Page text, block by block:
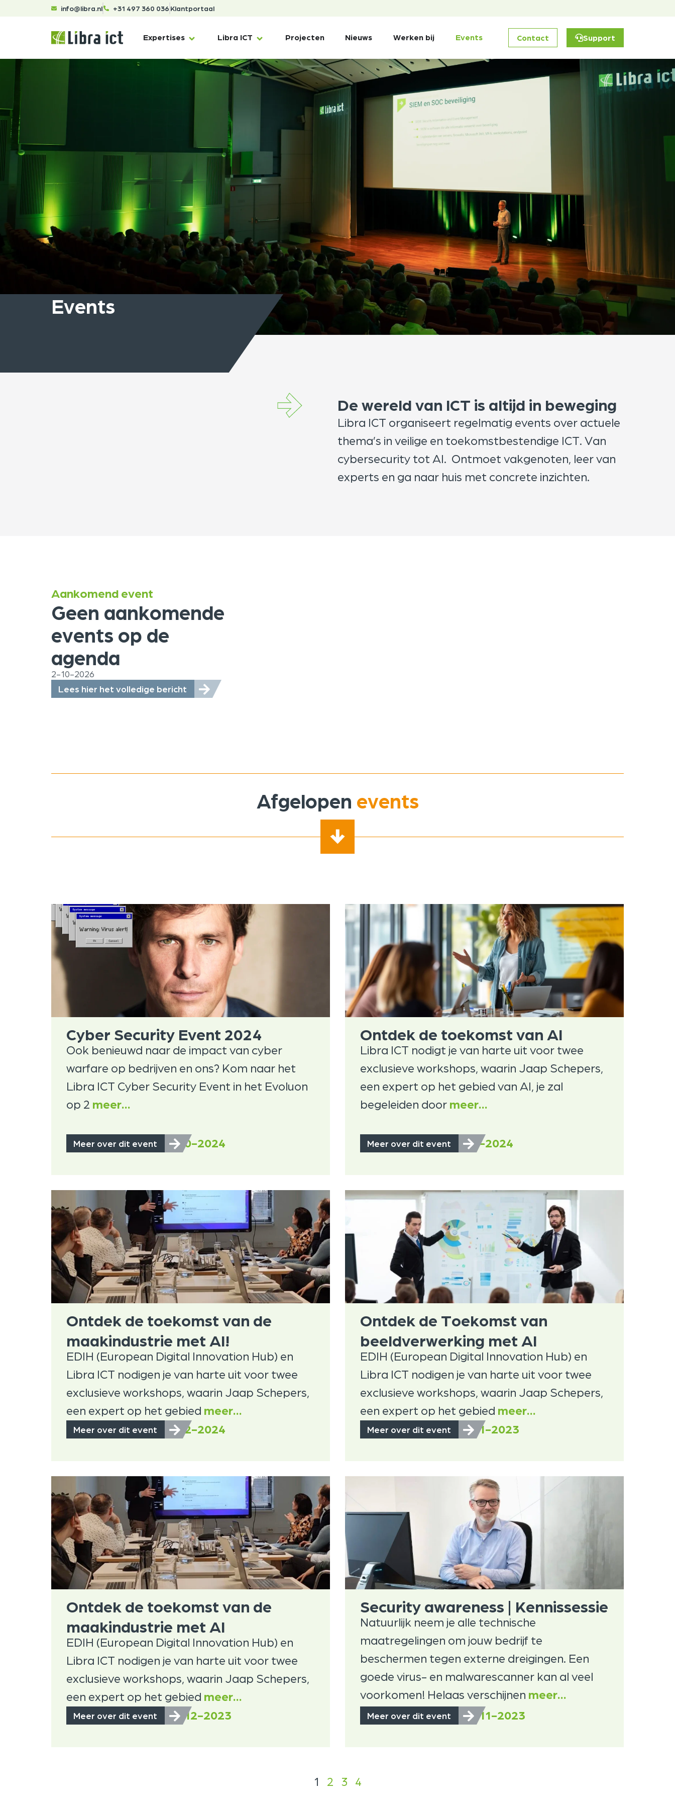
info@libra.nl +31 497 360 036 Klantportaal
Expertises Libra ICT Projecten Nieuws Werken bij Events Contact Support
Events
De wereld van ICT is altijd in beweging
Libra ICT organiseert regelmatig events over actuele
thema’s in veilige en toekomstbestendige ICT. Van
cybersecurity tot AI. Ontmoet vakgenoten, leer van
experts en ga naar huis met concrete inzichten.
Aankomend event
Geen aankomende
events op de
agenda
2-10-2026
Lees hier het volledige bericht
Afgelopen events
Cyber Security Event 2024
Ook benieuwd naar de impact van cyber
warfare op bedrijven en ons? Kom naar het
Libra ICT Cyber Security Event in het Evoluon
op 2 meer…
Meer over dit event 2-10-2024
Ontdek de toekomst van AI
Libra ICT nodigt je van harte uit voor twee
exclusieve workshops, waarin Jaap Schepers,
een expert op het gebied van AI, je zal
begeleiden doormeer…
Meer over dit event 6-3-2024
Ontdek de toekomst van de
maakindustrie met AI!
EDIH (European Digital Innovation Hub) en
Libra ICT nodigen je van harte uit voor twee
exclusieve workshops, waarin Jaap Schepers,
een expert op het gebied meer…
Meer over dit event 21-2-2024
Ontdek de Toekomst van
beeldverwerking met AI
EDIH (European Digital Innovation Hub) en
Libra ICT nodigen je van harte uit voor twee
exclusieve workshops, waarin Jaap Schepers,
een expert op het gebied meer…
Meer over dit event 25-1-2023
Ontdek de toekomst van de
maakindustrie met AI
EDIH (European Digital Innovation Hub) en
Libra ICT nodigen je van harte uit voor twee
exclusieve workshops, waarin Jaap Schepers,
een expert op het gebied meer…
Meer over dit event 12-12-2023
Security awareness | Kennissessie
Natuurlijk neem je alle technische
maatregelingen om jouw bedrijf te
beschermen tegen externe dreigingen. Een
goede virus- en malwarescanner kan al veel
voorkomen! Helaas verschijnen meer…
Meer over dit event 22-11-2023
1 2 3 4